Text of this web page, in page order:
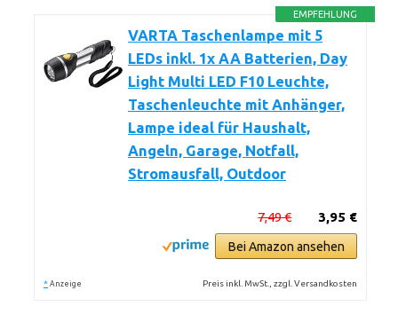
EMPFEHLUNG
VARTA Taschenlampe mit 5
LEDs inkl. 1x AA Batterien, Day
Light Multi LED F10 Leuchte,
Taschenleuchte mit Anhänger,
Lampe ideal für Haushalt,
Angeln, Garage, Notfall,
Stromausfall, Outdoor
3,95 €
7,49 €
Bei Amazon ansehen
* Anzeige Preis inkl. MwSt., zzgl. Versandkosten